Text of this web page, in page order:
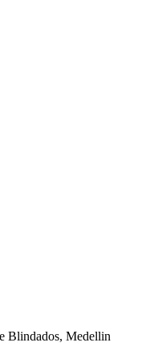
Blindados, Medellin